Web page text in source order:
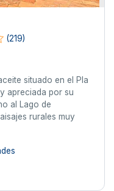
(219)
situado en el Pla
apreciada por su
al Lago de
rurales muy